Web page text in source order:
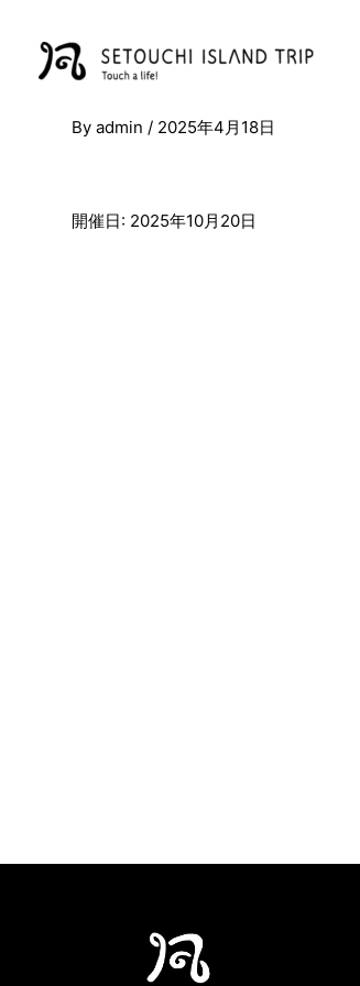
By admin / 2025年4月18日
開催日: 2025年10月20日